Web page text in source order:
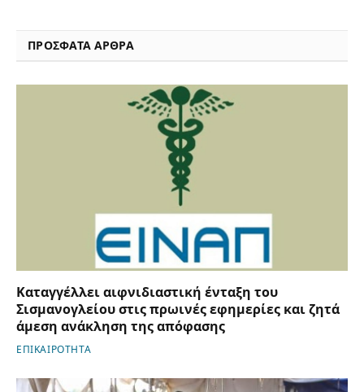
ΠΡΟΣΦΑΤΑ ΑΡΘΡΑ
Καταγγέλλει αιφνιδιαστική ένταξη του
Σισμανογλείου στις πρωινές εφημερίες και ζητά
άμεση ανάκληση της απόφασης
ΕΠΙΚΑΙΡΟΤΗΤΑ